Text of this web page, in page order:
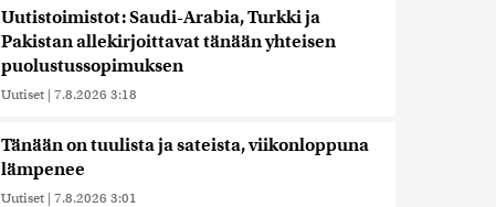
Uutistoimistot: Saudi-Arabia, Turkki ja
Pakistan allekirjoittavat tänään yhteisen
puolustussopimuksen
Uutiset | 7.8.2026 3:18
Tänään on tuulista ja sateista, viikonloppuna
lämpenee
Uutiset | 7.8.2026 3:01